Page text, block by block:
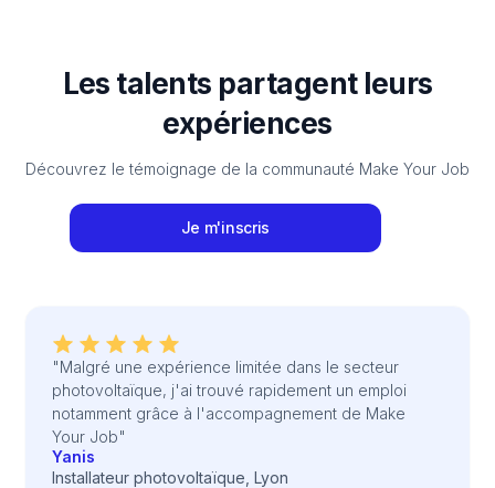
Les talents partagent leurs
expériences
Découvrez le témoignage de la communauté Make Your Job
Je m'inscris
"Malgré une expérience limitée dans le secteur
photovoltaïque, j'ai trouvé rapidement un emploi
notamment grâce à l'accompagnement de Make
Your Job"
Yanis
Installateur photovoltaïque, Lyon